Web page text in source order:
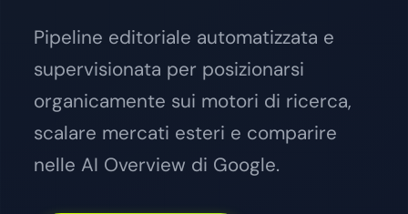
Pipeline editoriale automatizzata e
supervisionata per posizionarsi
organicamente sui motori di ricerca,
scalare mercati esteri e comparire
nelle AI Overview di Google.